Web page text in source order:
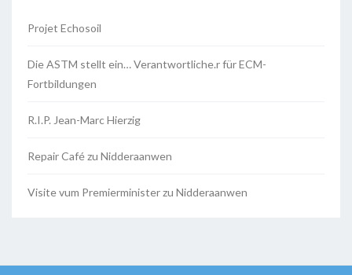
Projet Echosoil
Die ASTM stellt ein… Verantwortliche.r für ECM-
Fortbildungen
R.I.P. Jean-Marc Hierzig
Repair Café zu Nidderaanwen
Visite vum Premierminister zu Nidderaanwen